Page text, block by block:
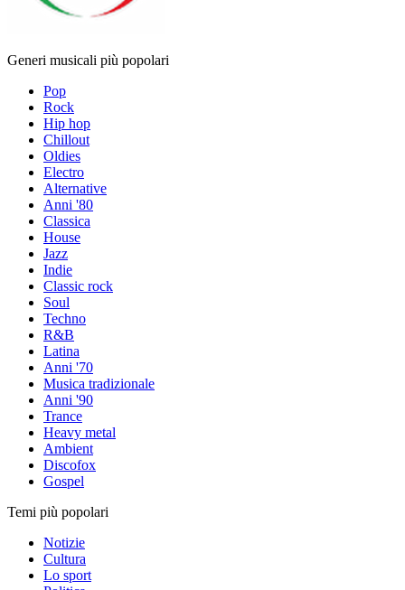
Generi musicali più popolari
Pop
Rock
Hip hop
Chillout
Oldies
Electro
Alternative
Anni '80
Classica
House
Jazz
Indie
Classic rock
Soul
Techno
R&B
Latina
Anni '70
Musica tradizionale
Anni '90
Trance
Heavy metal
Ambient
Discofox
Gospel
Temi più popolari
Notizie
Cultura
Lo sport